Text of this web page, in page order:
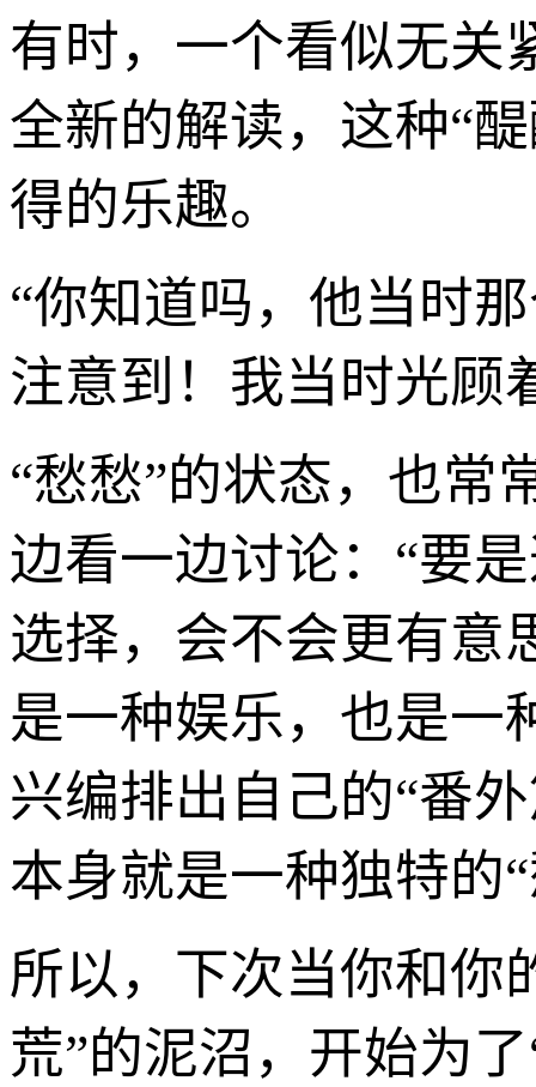
有时，一个看似无关
全新的解读，这种“
得的乐趣。
“你知道吗，他当时
注意到！我当时光顾
“愁愁”的状态，也常
边看一边讨论：“要
选择，会不会更有意
是一种娱乐，也是一
兴编排出自己的“番
本身就是一种独特的
所以，下次当你和你
荒”的泥沼，开始为